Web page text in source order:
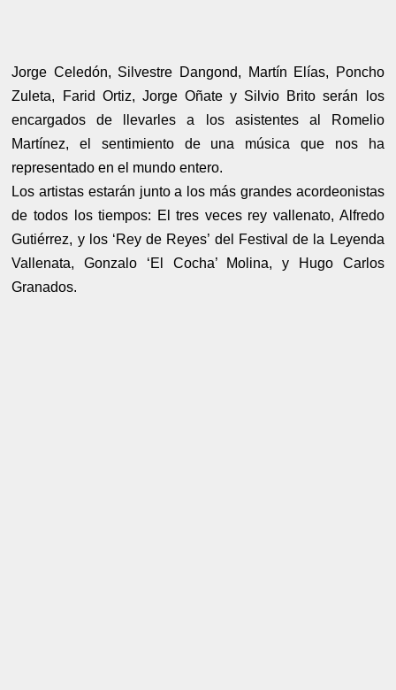
Jorge Celedón, Silvestre Dangond, Martín Elías, Poncho
Zuleta, Farid Ortiz, Jorge Oñate y Silvio Brito serán los
encargados de llevarles a los asistentes al Romelio
Martínez, el sentimiento de una música que nos ha
representado en el mundo entero.
Los artistas estarán junto a los más grandes acordeonistas
de todos los tiempos: El tres veces rey vallenato, Alfredo
Gutiérrez, y los ‘Rey de Reyes’ del Festival de la Leyenda
Vallenata, Gonzalo ‘El Cocha’ Molina, y Hugo Carlos
Granados.